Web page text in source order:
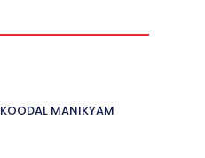
KOODAL MANIKYAM